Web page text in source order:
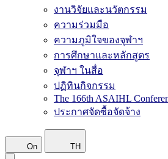
งานวิจัยและนวัตกรรม
ความร่วมมือ
ความภูมิใจของจุฬาฯ
การศึกษาและหลักสูตร
จุฬาฯ ในสื่อ
ปฏิทินกิจกรรม
The 166th ASAIHL
ประกาศจัดซื้อจัดจ้าง
On TH